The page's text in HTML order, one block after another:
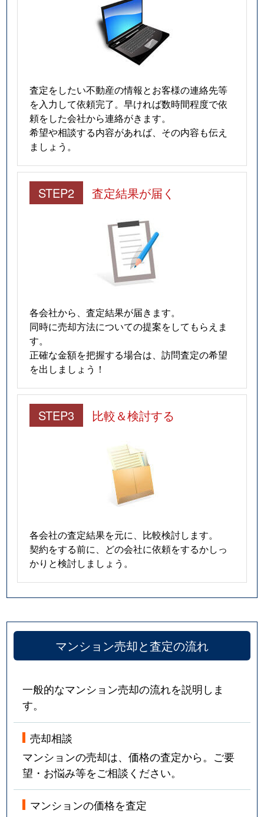
査定をしたい不動産の情報とお客様の連絡先等
を入力して依頼完了。早ければ数時間程度で依
頼をした会社から連絡がきます。
希望や相談する内容があれば、その内容も伝え
ましょう。
STEP2 査定結果が届く
各会社から、査定結果が届きます。
同時に売却方法についての提案をしてもらえま
す。
正確な金額を把握する場合は、訪問査定の希望
を出しましょう！
STEP3 比較＆検討する
各会社の査定結果を元に、比較検討します。
契約をする前に、どの会社に依頼をするかしっ
かりと検討しましょう。
マンション売却と査定の流れ
一般的なマンション売却の流れを説明しま
す。
売却相談
マンションの売却は、価格の査定から。ご要
望・お悩み等をご相談ください。
マンションの価格を査定